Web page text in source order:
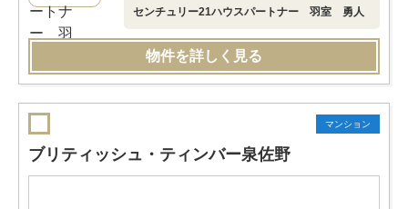
センチュリー21ハウスパートナー 羽室 勇人
物件を詳しく見る
マンション
ブリティッシュ・ティンバー泉佐野